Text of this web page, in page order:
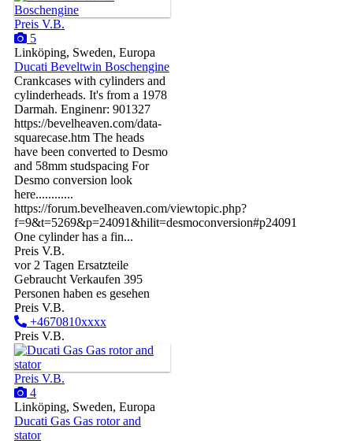
Preis V.B.
5
Linköping, Sweden, Europa
Ducati Beveltwin Boschengine
Crankcases with cylinders and
cylinderheads. It's from a 1978
Darmah. Enginenr: 901327
https://bevelheaven.com/data-
squarecase.htm The heads
have been converted to Desmo
and 58mm studspacing For
Desmo conversion look
here............
https://forum.bevelheaven.com/viewtopic.php?
f=9&t=5269&p=24091&hilit=desmoconversion#p24091
One cylinder has a fin...
Preis V.B.
vor 2 Tagen Ersatzteile
Gebraucht Verkaufen 395
Personen haben es gesehen
Preis V.B.
+4670810xxxx
Preis V.B.
Preis V.B.
4
Linköping, Sweden, Europa
Ducati Gas Gas rotor and
stator